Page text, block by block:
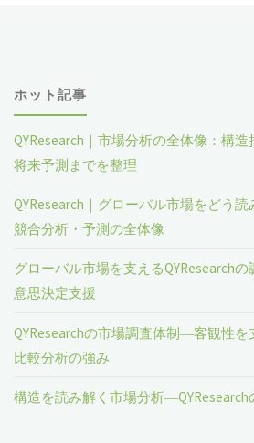
ホット記事
QYResearch｜市場分析の全体像：構造
将来予測までを整理
QYResearch｜グローバル市場をどう読
競合分析・予測の全体像
グローバル市場を支えるQYResearch
意思決定支援
QYResearchの市場調査体制―客観性
比較分析の強み
構造を読み解く市場分析